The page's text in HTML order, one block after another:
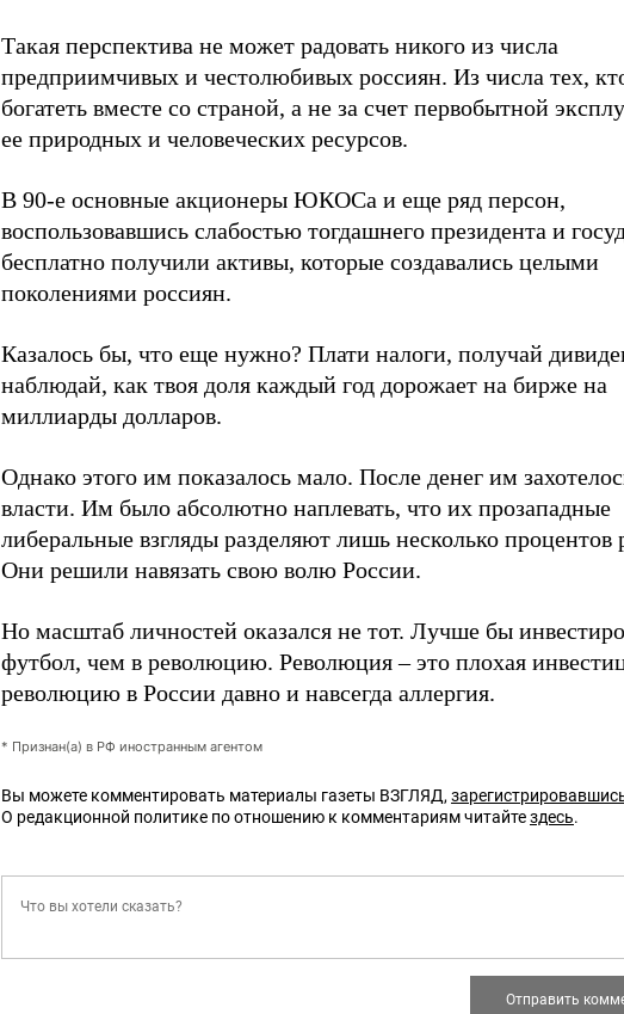
Такая перспектива не может радовать никого из числа
предприимчивых и честолюбивых россиян. Из числа тех,
богатеть вместе со страной, а не за счет первобытной
ее природных и человеческих ресурсов.
В 90-е основные акционеры ЮКОСа и еще ряд персон,
воспользовавшись слабостью тогдашнего президента и
бесплатно получили активы, которые создавались целыми
поколениями россиян.
Казалось бы, что еще нужно? Плати налоги, получай
наблюдай, как твоя доля каждый год дорожает на бирже на
миллиарды долларов.
Однако этого им показалось мало. После денег им
власти. Им было абсолютно наплевать, что их прозападные
либеральные взгляды разделяют лишь несколько процентов
Они решили навязать свою волю России.
Но масштаб личностей оказался не тот. Лучше бы
футбол, чем в революцию. Революция – это плохая
революцию в России давно и навсегда аллергия.
* Признан(а) в РФ иностранным агентом
Вы можете комментировать материалы газеты ВЗГЛЯД,
О редакционной политике по отношению к комментариям читайтездесь.